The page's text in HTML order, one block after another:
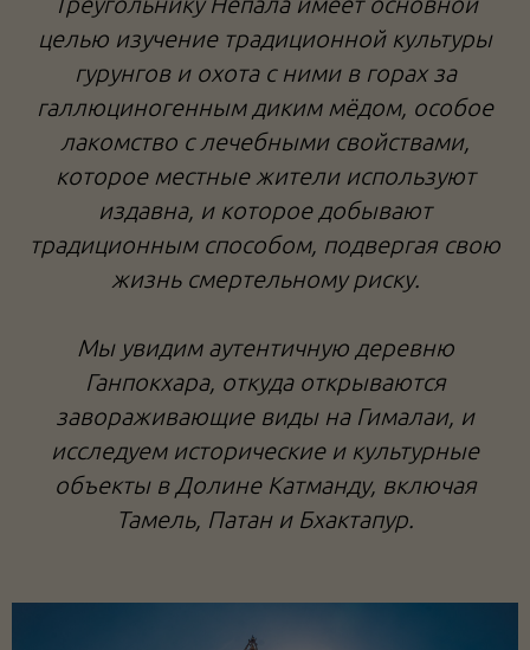
целью изучение традиционной культуры
гурунгов и охота с ними в горах за
галлюциногенным диким мёдом, особое
лакомство с лечебными свойствами,
которое местные жители используют
издавна, и которое добывают
традиционным способом, подвергая свою
жизнь смертельному риску.
Мы увидим аутентичную деревню
Ганпокхара, откуда открываются
завораживающие виды на Гималаи, и
исследуем исторические и культурные
объекты в Долине Катманду, включая
Тамель, Патан и Бхактапур.